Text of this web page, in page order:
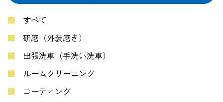
すべて
研磨（外装磨き）
出張洗車（手洗い洗車）
ルームクリーニング
コーティング